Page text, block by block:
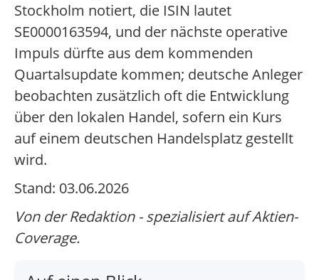
Stockholm notiert, die ISIN lautet
SE0000163594, und der nächste operative
Impuls dürfte aus dem kommenden
Quartalsupdate kommen; deutsche Anleger
beobachten zusätzlich oft die Entwicklung
über den lokalen Handel, sofern ein Kurs
auf einem deutschen Handelsplatz gestellt
wird.
Stand: 03.06.2026
Von der Redaktion - spezialisiert auf Aktien-
Coverage.